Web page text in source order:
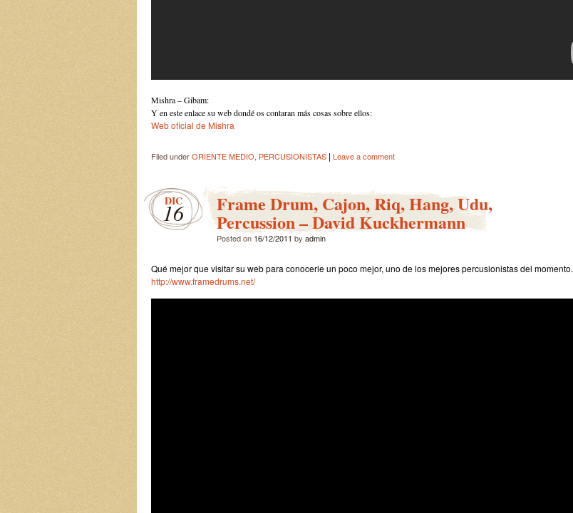
Mishra – Gibam:
Y en este enlace su web dondé os contaran más cosas sobre ellos:
Web oficial de Mishra
Filed underORIENTE MEDIO, PERCUSIONISTAS | Leave a comment
DIC
16 Frame Drum, Cajon, Riq, Hang, Udu,
Percussion – David Kuckhermann
Posted on 16/12/2011 by admin
Qué mejor que visitar su web para conocerle un poco mejor, uno de los mejores percusionistas del momento.
http://www.framedrums.net/